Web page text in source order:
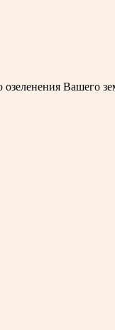
Вашего